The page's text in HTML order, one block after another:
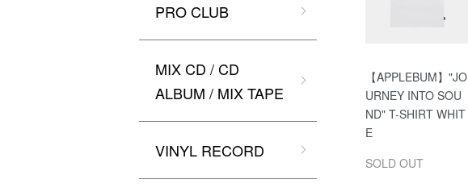
【APPLEBUM】"JO
URNEY INTO SOU
ND" T-SHIRT WHIT
E
SOLD OUT
PRO CLUB
MIX CD / CD
ALBUM / MIX TAPE
VINYL RECORD